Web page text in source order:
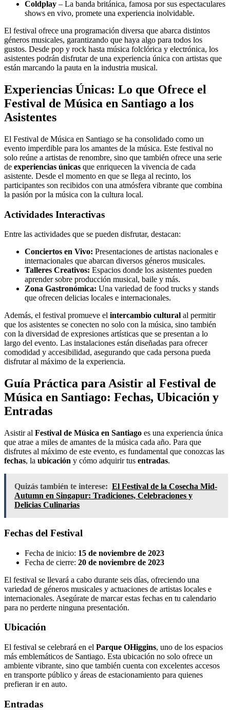
Coldplay – La banda británica, famosa por sus espectaculares
shows en vivo, promete una experiencia inolvidable.
El festival ofrece una programación diversa que abarca distintos
géneros musicales, garantizando que haya algo para todos los
gustos. Desde pop y rock hasta música folclórica y electrónica, los
asistentes podrán disfrutar de una experiencia única con artistas que
están marcando la pauta en la industria musical.
Experiencias Únicas: Lo que Ofrece el
Festival de Música en Santiago a los
Asistentes
El Festival de Música en Santiago se ha consolidado como un
evento imperdible para los amantes de la música. Este festival no
solo reúne a artistas de renombre, sino que también ofrece una serie
de experiencias únicas que enriquecen la vivencia de cada
asistente. Desde el momento en que se llega al recinto, los
participantes son recibidos con una atmósfera vibrante que combina
la pasión por la música con la cultura local.
Actividades Interactivas
Entre las actividades que se pueden disfrutar, destacan:
Conciertos en Vivo: Presentaciones de artistas nacionales e
internacionales que abarcan diversos géneros musicales.
Talleres Creativos: Espacios donde los asistentes pueden
aprender sobre producción musical, baile y más.
Zona Gastronómica: Una variedad de food trucks y stands
que ofrecen delicias locales e internacionales.
Además, el festival promueve el intercambio cultural al permitir
que los asistentes se conecten no solo con la música, sino también
con la diversidad de expresiones artísticas que se presentan a lo
largo del evento. Las instalaciones están diseñadas para ofrecer
comodidad y accesibilidad, asegurando que cada persona pueda
disfrutar al máximo de la experiencia.
Guía Práctica para Asistir al Festival de
Música en Santiago: Fechas, Ubicación y
Entradas
Asistir al Festival de Música en Santiago es una experiencia única
que atrae a miles de amantes de la música cada año. Para que
disfrutes al máximo de este evento, es fundamental que conozcas las
fechas, la ubicación y cómo adquirir tus entradas.
Quizás también te interese: El Festival de la Cosecha Mid-
Autumn en Singapur: Tradiciones, Celebraciones y
Delicias Culinarias
Fechas del Festival
Fecha de inicio: 15 de noviembre de 2023
Fecha de cierre: 20 de noviembre de 2023
El festival se llevará a cabo durante seis días, ofreciendo una
variedad de géneros musicales y actuaciones de artistas locales e
internacionales. Asegúrate de marcar estas fechas en tu calendario
para no perderte ninguna presentación.
Ubicación
El festival se celebrará en el Parque OHiggins, uno de los espacios
más emblemáticos de Santiago. Esta ubicación no solo ofrece un
ambiente vibrante, sino que también cuenta con excelentes accesos
en transporte público y áreas de estacionamiento para quienes
prefieran ir en auto.
Entradas